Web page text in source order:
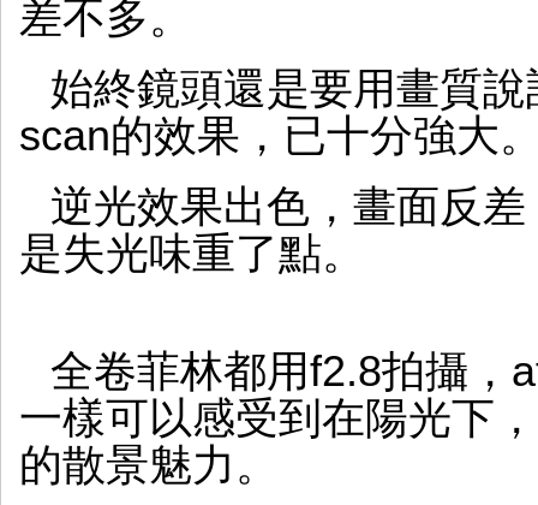
差不多。
始終鏡頭還是要用畫質
scan的效果，已十分強大
逆光效果出色，畫面反
是失光味重了點。
全卷菲林都用f2.8拍攝，
一樣可以感受到在陽光下
的散景魅力。